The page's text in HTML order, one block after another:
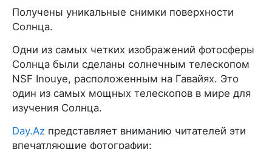
Получены уникальные снимки поверхности
Солнца.
Одни из самых четких изображений фотосферы
Солнца были сделаны солнечным телескопом
NSF Inouye, расположенным на Гавайях. Это
один из самых мощных телескопов в мире для
изучения Солнца.
Day.Az представляет вниманию читателей эти
впечатляющие фотографии: